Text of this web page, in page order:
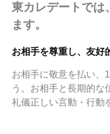
東カレデートでは
ます。
お相手を尊重し、友好
お相手に敬意を払い、
う。お相手と長期的な
礼儀正しい言動・行動